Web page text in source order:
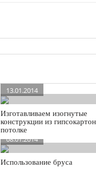
13.01.2014
Изготавливаем изогнутые
конструкции из
потолке
08.01.2014
Использование бруса